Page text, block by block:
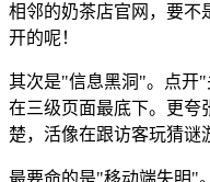
相邻的奶茶店官网，要不
开的呢！
其次是"信息黑洞"。点开
在三级页面最底下。更夸
楚，活像在跟访客玩猜谜
最要命的是"移动端失明"